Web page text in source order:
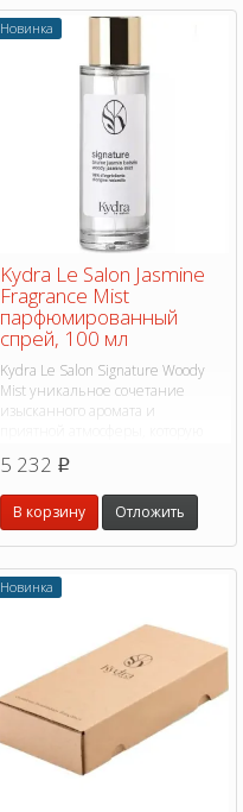
Новинка
Kydra Le Salon Jasmine
Fragrance Mist
парфюмированный
спрей, 100 мл
Kydra Le Salon Signature Woody
Mist уникальное сочетание
изысканного аромата и
5 232 p
В корзину Отложить
Новинка